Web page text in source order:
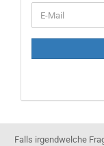
E-
Mail
Falls irgendwelche